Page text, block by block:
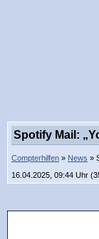
Spotify Mail:
Compterhilfen » News »
16.04.2025, 09:44 Uhr